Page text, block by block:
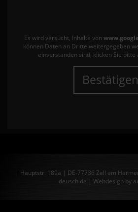
Es wird versucht, Inhalte von
können Daten an Dritte weitergegeben
einverstanden sind, klicken Sie
Bestätigen
| Hauptstr. 189a | DE-77736 Zell am
deusch.de | Webdesign by